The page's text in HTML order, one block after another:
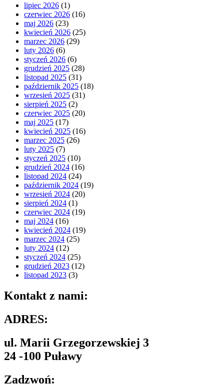
lipiec 2026 (1)
czerwiec 2026 (16)
maj 2026 (23)
kwiecień 2026 (25)
marzec 2026 (29)
luty 2026 (6)
styczeń 2026 (6)
grudzień 2025 (28)
listopad 2025 (31)
październik 2025 (18)
wrzesień 2025 (31)
sierpień 2025 (2)
czerwiec 2025 (20)
maj 2025 (17)
kwiecień 2025 (16)
marzec 2025 (26)
luty 2025 (7)
styczeń 2025 (10)
grudzień 2024 (16)
listopad 2024 (24)
październik 2024 (19)
wrzesień 2024 (20)
sierpień 2024 (1)
czerwiec 2024 (19)
maj 2024 (16)
kwiecień 2024 (19)
marzec 2024 (25)
luty 2024 (12)
styczeń 2024 (25)
grudzień 2023 (12)
listopad 2023 (3)
Kontakt z nami:
ADRES:
ul. Marii Grzegorzewskiej 3
24 -100 Puławy
Zadzwoń: